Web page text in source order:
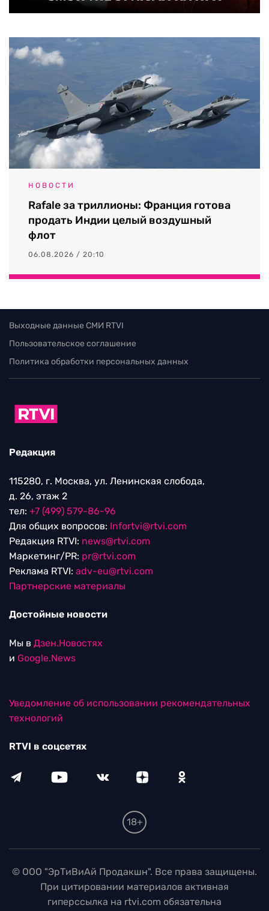
НОВОСТИ
Rafale за триллионы: Франция готова
продать Индии целый воздушный
флот
06.08.2026 / 20:10
Выходные данные СМИ RTVI
Пользовательское соглашение
Политика обработки персональных данных
Редакция
115280, г. Москва, ул. Ленинская слобода,
д. 26, этаж 2
тел: +7 (499) 579-86-96
Для общих вопросов: Infortvi@rtvi.com
Редакция RTVI: news@rtvi.com
Маркетинг/PR: pr@rtvi.com
Реклама RTVI: adv-eu@rtvi.com
Партнерские материалы
Достойные новости
Мы в Дзен.Новостях
и Google.News
Уведомление об использовании рекомендательных
технологий
RTVI в соцсетях
18+
© ООО "ЭрТиВиАй Продакшн". Все права защищены.
При цитировании материалов активная
гиперссылка на rtvi.com обязательна